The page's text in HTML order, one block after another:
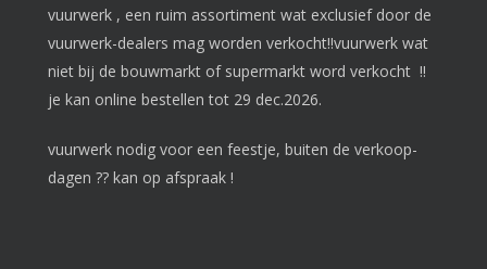
vuurwerk , een ruim assortiment wat exclusief door de
vuurwerk-dealers mag worden verkocht!!vuurwerk wat
niet bij de bouwmarkt of supermarkt word verkocht !!
je kan online bestellen tot 29 dec.2026.
vuurwerk nodig voor een feestje, buiten de verkoop-
dagen ?? kan op afspraak !